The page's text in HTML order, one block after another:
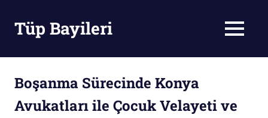
contentTüp Bayileri MENU
Boşanma Sürecinde Konya
Avukatları ile Çocuk Velayeti ve